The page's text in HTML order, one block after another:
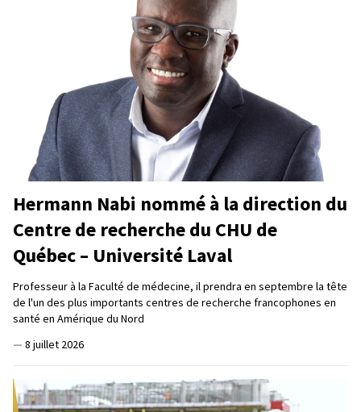
Hermann Nabi nommé à la direction du
Centre de recherche du CHU de
Québec – Université Laval
Professeur à la Faculté de médecine, il prendra en septembre la tête
de l'un des plus importants centres de recherche francophones en
santé en Amérique du Nord
— 8 juillet 2026